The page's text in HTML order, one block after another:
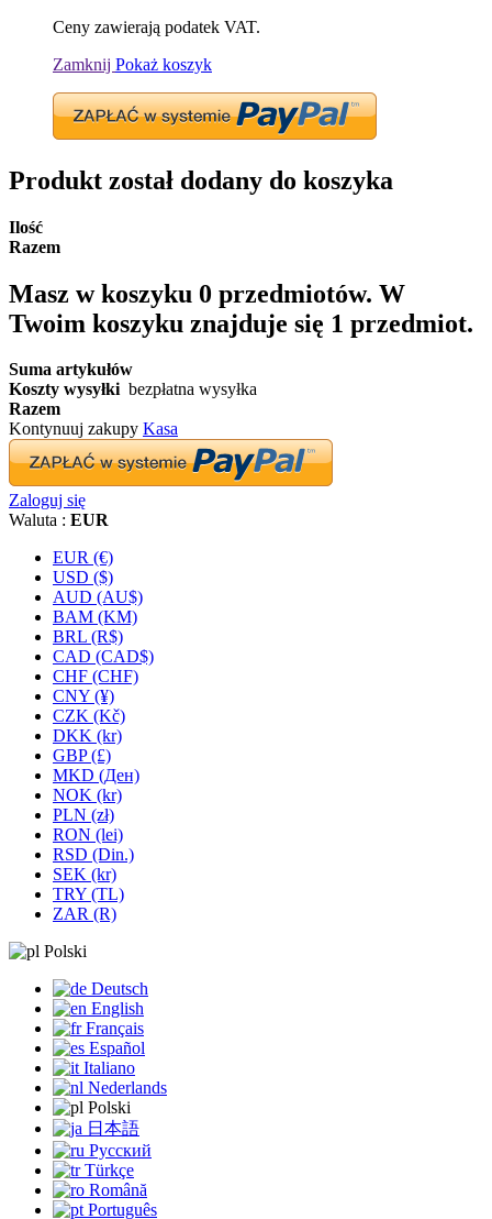
Ceny zawierają podatek VAT.
Zamknij Pokaż koszyk
Produkt został dodany do koszyka
Ilość
Razem
Masz w koszyku 0 przedmiotów. W
Twoim koszyku znajduje się 1 przedmiot.
Suma artykułów
Koszty wysyłki bezpłatna wysyłka
Razem
Kontynuuj zakupy Kasa
Zaloguj się
Waluta : EUR
EUR (€)
USD ($)
AUD (AU$)
BAM (KM)
BRL (R$)
CAD (CAD$)
CHF (CHF)
CNY (¥)
CZK (Kč)
DKK (kr)
GBP (£)
MKD (Ден)
NOK (kr)
PLN (zł)
RON (lei)
RSD (Din.)
SEK (kr)
TRY (TL)
ZAR (R)
Polski
Deutsch
English
Français
Español
Italiano
Nederlands
Polski
日本語
Русский
Türkçe
Română
Português